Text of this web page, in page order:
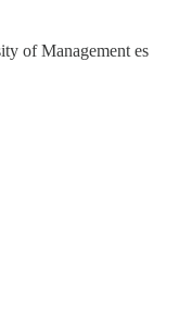
of Management es